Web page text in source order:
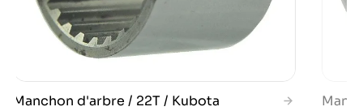
Manchon d'arbre / 22T / Kubota